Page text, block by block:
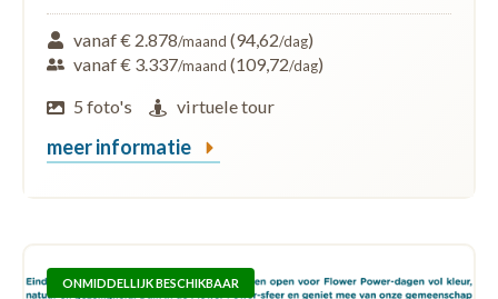
vanaf € 2.878/maand (94,62/dag)
vanaf € 3.337/maand (109,72/dag)
5 foto's
virtuele tour
meer informatie
ONMIDDELLIJK BESCHIKBAAR